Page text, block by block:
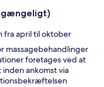
fra april til oktober
massagebehandlinger
foretages ved at
ankomst via